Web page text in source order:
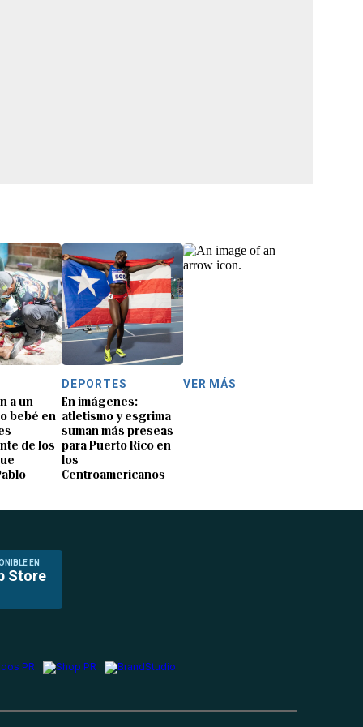
a un
bebé en
de los
DEPORTES
En imágenes:
atletismo y esgrima
suman más preseas
para Puerto Rico en
los
Centroamericanos
VER MÁS
EN
Store